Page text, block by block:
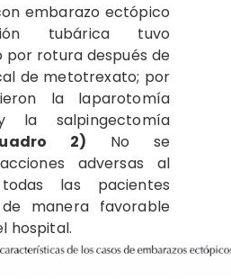
embarazo ectópico
tubárica tuvo
por rotura después de
de metotrexato; por
la laparotomía
la salpingectomía
2) No se
adversas al
las pacientes
manera favorable
hospital.